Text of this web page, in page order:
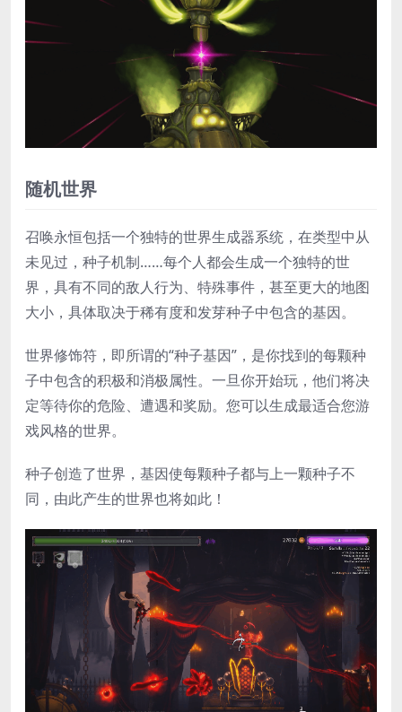
随机世界
召唤永恒包括一个独特的世界生成器系统，在类型中从
未见过，种子机制……每个人都会生成一个独特的世
界，具有不同的敌人行为、特殊事件，甚至更大的地图
大小，具体取决于稀有度和发芽种子中包含的基因。
世界修饰符，即所谓的“种子基因”，是你找到的每颗种
子中包含的积极和消极属性。一旦你开始玩，他们将决
定等待你的危险、遭遇和奖励。您可以生成最适合您游
戏风格的世界。
种子创造了世界，基因使每颗种子都与上一颗种子不
同，由此产生的世界也将如此！